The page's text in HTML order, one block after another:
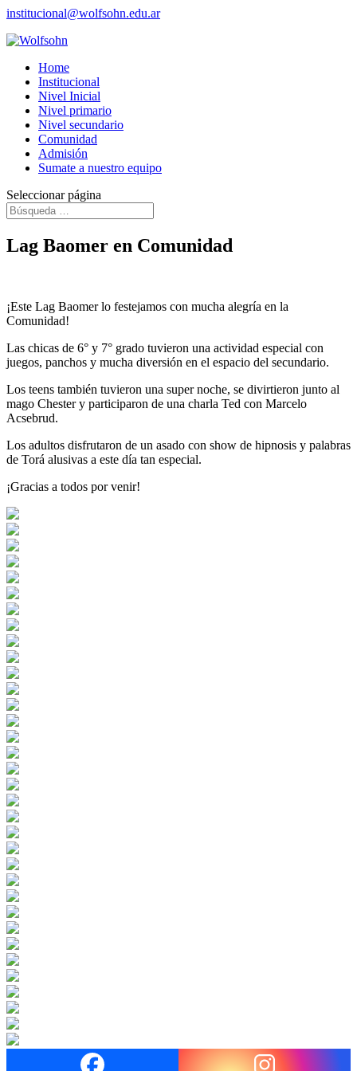
institucional@wolfsohn.edu.ar
Home
Institucional
Nivel Inicial
Nivel primario
Nivel secundario
Comunidad
Admisión
Sumate a nuestro equipo
Seleccionar página
Lag Baomer en Comunidad
¡Este Lag Baomer lo festejamos con mucha alegría en la
Comunidad!
Las chicas de 6° y 7° grado tuvieron una actividad especial con
juegos, panchos y mucha diversión en el espacio del secundario.
Los teens también tuvieron una super noche, se divirtieron junto al
mago Chester y participaron de una charla Ted con Marcelo
Acsebrud.
Los adultos disfrutaron de un asado con show de hipnosis y palabras
de Torá alusivas a este día tan especial.
¡Gracias a todos por venir!